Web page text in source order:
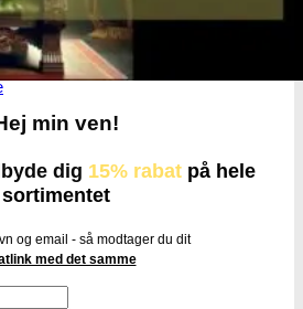
min ven!
dig 15% rabat på hele
sortimentet
og email - så modtager du dit
med det samme